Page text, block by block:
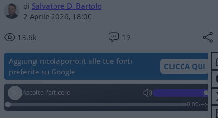
di Salvatore Di Bartolo
2 Aprile 2026, 18:00
13.6k 19
Aggiungi nicolaporro.it alle tue fonti
preferite su Google
CLICCA QUI
Ascolta l'articolo
0:00/--:--